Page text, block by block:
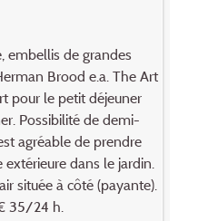
embellis de grandes
Brood e.a. The Art
pour le petit déjeuner
Possibilité de demi-
agréable de prendre
extérieure dans le jardin.
située à côté (payante).
35/24 h.